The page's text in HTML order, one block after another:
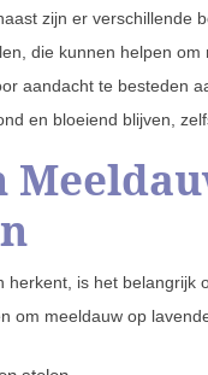
zijn er verschillende
die kunnen helpen
aandacht te besteden
en bloeiend blijven,
is het
om meeldauw op